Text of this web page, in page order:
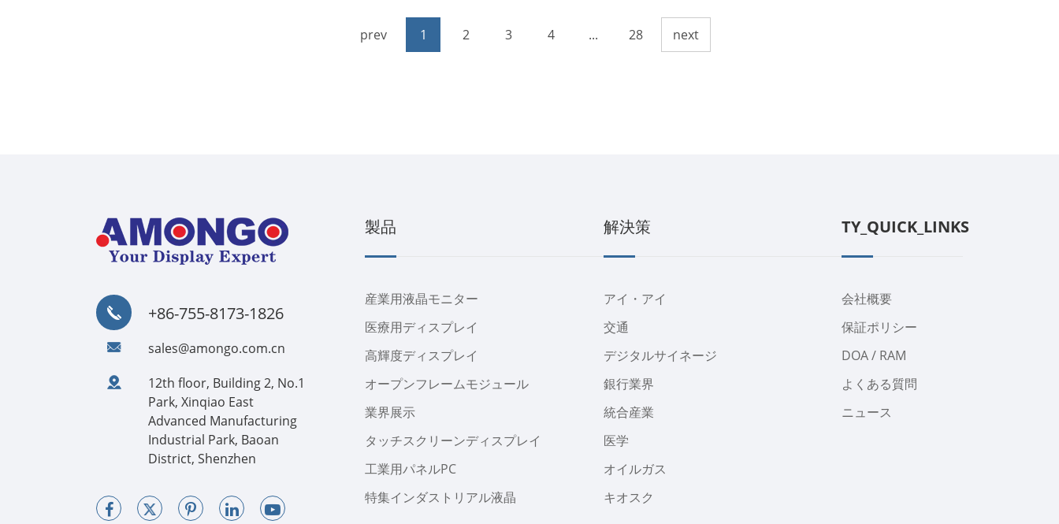
1 2 3 4 ... 28
+86-755-8173-1826
sales@amongo.com.cn
12th floor, Building 2, No.1
Park, Xinqiao East
Advanced Manufacturing
Industrial Park, Baoan
District, Shenzhen
製品
産業用液晶モニター
医療用ディスプレイ
高輝度ディスプレイ
オープンフレームモジュール
業界展示
タッチスクリーンディスプレイ
工業用パネルPC
特集インダストリアル液晶
解決策
アイ・アイ
交通
デジタルサイネージ
銀行業界
統合産業
医学
オイルガス
キオスク
TY_QUICK_LINKS
会社概要
保証ポリシー
DOA / RAM
よくある質問
ニュース